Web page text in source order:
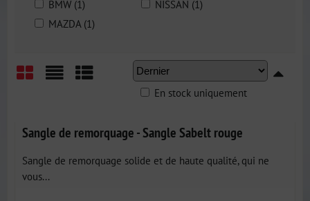
BMW (1)
NISSAN (1)
MAZDA (1)
En stock uniquement
Sangle de remorquage - Sangle Sabelt rouge
Sangle de remorquage solide et de haute qualité, qui ne
vous...